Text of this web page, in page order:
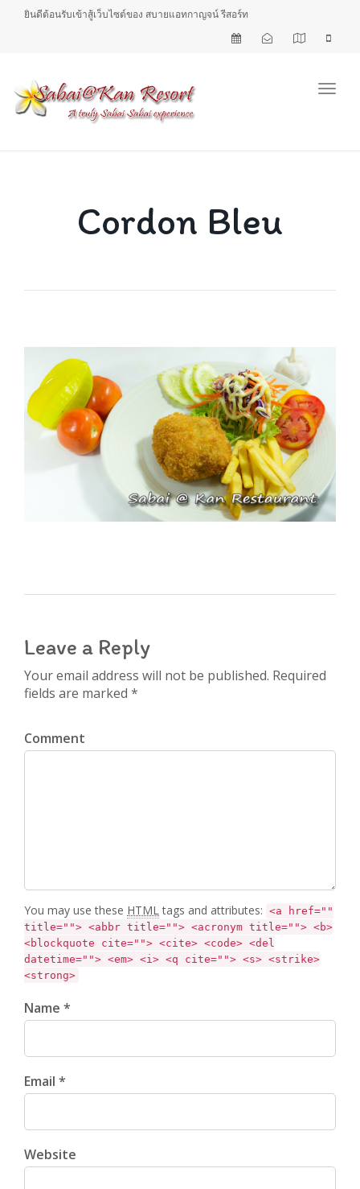
ยินดีต้อนรับเข้าสู้เว็บไซต์ของ สบายแอทกาญจน์ รีสอร์ท
Cordon Bleu
Leave a Reply
Your email address will not be published. Required
fields are marked *
Comment
You may use these HTMLtags and attributes: <a href=""
title=""> <abbr title=""> <acronym title=""> <b>
<blockquote cite=""> <cite> <code> <del
datetime=""> <em> <i> <q cite=""> <s> <strike>
<strong>
Name *
Email *
Website